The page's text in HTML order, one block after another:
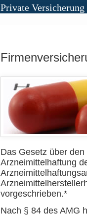
Private Versicherung
Das Gesetz über
Arzneimittelhaftung
vorgeschrieben.*
Nach § 84 des AMG